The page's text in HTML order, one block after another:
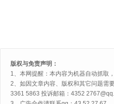
版权与免责声明：
1、本网提醒：本内容为机器自动抓取
2、如因文章内容、版权和其它问题需
3361 5863 投诉邮箱：4352